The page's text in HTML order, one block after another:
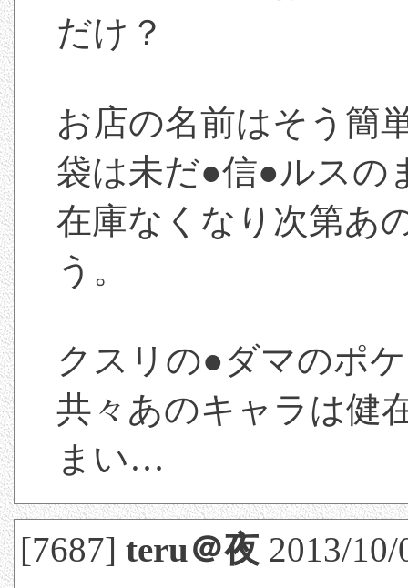
だけ？
お店の名前はそう簡
袋は未だ●信●ルスの
在庫なくなり次第あ
う。
クスリの●ダマのポ
共々あのキャラは健
まい…
[7687]teru＠夜 2013/10/